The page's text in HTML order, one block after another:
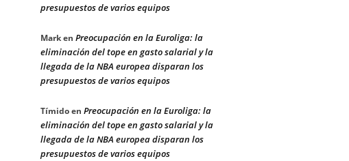
presupuestos de varios equipos
Marken Preocupación en la Euroliga: la
eliminación del tope en gasto salarial y la
llegada de la NBA europea disparan los
presupuestos de varios equipos
Tímidoen Preocupación en la Euroliga: la
eliminación del tope en gasto salarial y la
llegada de la NBA europea disparan los
presupuestos de varios equipos